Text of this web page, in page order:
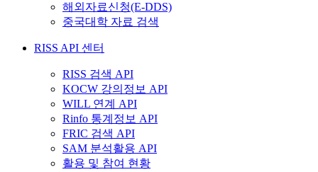
해외자료신청(E-DDS)
중국대학 자료 검색
RISS API 센터
RISS 검색 API
KOCW 강의정보 API
WILL 연계 API
Rinfo 통계정보 API
FRIC 검색 API
SAM 분석활용 API
활용 및 참여 현황